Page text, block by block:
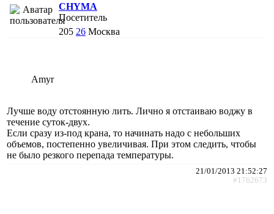
CHYMA
Посетитель
205 26 Москва
Amyr
Лучше воду отстоянную лить. Лично я отстаиваю воджу в
течение суток-двух.
Если сразу из-под крана, то начинать надо с небольших
объемов, постепенно увеличивая. При этом следить, чтобы
не было резкого перепада температуры.
21/01/2013 21:52:27
#1762673